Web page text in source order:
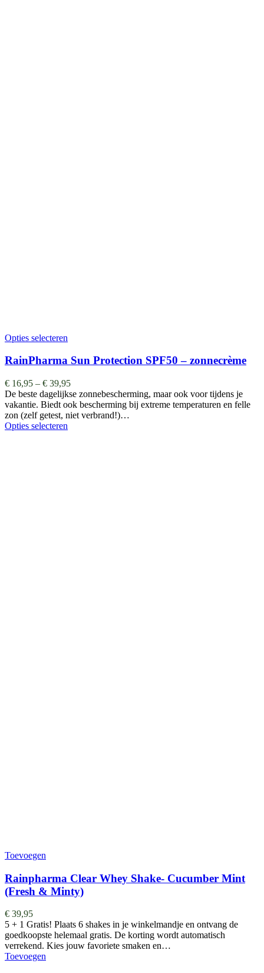
Opties selecteren
RainPharma Sun Protection SPF50 – zonnecrème
€ 16,95 – € 39,95
De beste dagelijkse zonnebescherming, maar ook voor tijdens je
vakantie. Biedt ook bescherming bij extreme temperaturen en felle
zon (zelf getest, niet verbrand!)…
Opties selecteren
Toevoegen
Rainpharma Clear Whey Shake- Cucumber Mint
(Fresh & Minty)
€ 39,95
5 + 1 Gratis! Plaats 6 shakes in je winkelmandje en ontvang de
goedkoopste helemaal gratis. De korting wordt automatisch
verrekend. Kies jouw favoriete smaken en…
Toevoegen